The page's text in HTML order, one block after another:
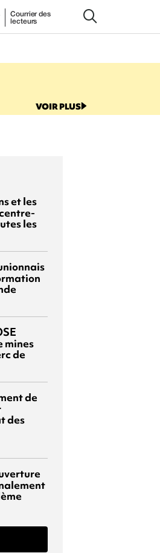
Courrier des
lecteurs
VOIR PLUS
et les
les
mines
de
de
des